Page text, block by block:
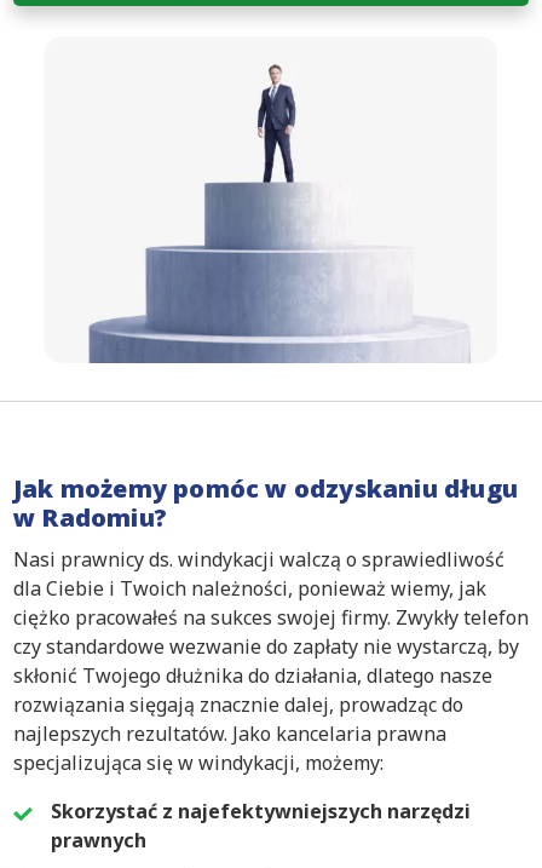
Jak możemy pomóc w odzyskaniu długu
w Radomiu?
Nasi prawnicy ds. windykacji walczą o sprawiedliwość
dla Ciebie i Twoich należności, ponieważ wiemy, jak
ciężko pracowałeś na sukces swojej firmy. Zwykły telefon
czy standardowe wezwanie do zapłaty nie wystarczą, by
skłonić Twojego dłużnika do działania, dlatego nasze
rozwiązania sięgają znacznie dalej, prowadząc do
najlepszych rezultatów. Jako kancelaria prawna
specjalizująca się w windykacji, możemy:
Skorzystać z najefektywniejszych narzędzi
prawnych